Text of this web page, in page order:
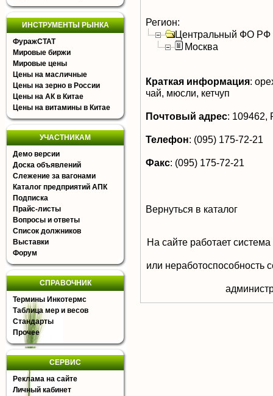
ИНСТРУМЕНТЫ РЫНКА
ФуражСТАТ
Мировые биржи
Мировые цены
Цены на масличные
Цены на зерно в России
Цены на АК в Китае
Цены на витамины в Китае
УЧАСТНИКАМ
Демо версии
Доска объявлений
Слежение за вагонами
Каталог предприятий АПК
Подписка
Прайс-листы
Вопросы и ответы
Список должников
Выставки
Форум
СПРАВОЧНИК
Термины Инкотермс
Таблица мер и весов
Стандарты
Прочее
СЕРВИС
Реклама на сайте
Личный кабинет
Регион:
Центральный ФО РФ
Москва
Краткая информация:
чай, мюсли, кетчуп
Почтовый адрес: 109462,
Телефон: (095) 175-72-21
Факс: (095) 175-72-21
Вернуться в каталог
На сайте работает
или неработоспособность